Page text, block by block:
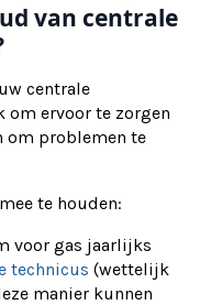
van centrale
centrale
ervoor te zorgen
om problemen te
te houden:
voor gas jaarlijks
technicus (wettelijk
manier kunnen